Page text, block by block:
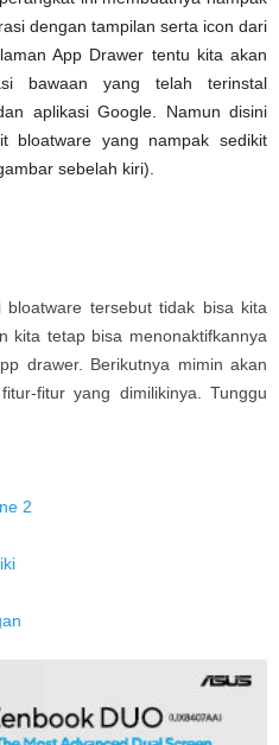
dengan tampilan serta icon dari
App Drawer tentu kita akan
bawaan yang telah terinstal
aplikasi Google. Namun disini
bloatware yang nampak sedikit
sebelah kiri).
tersebut tidak bisa kita
kita tetap bisa menonaktifkannya
drawer. Berikutnya mimin akan
fitur yang dimilikinya. Tunggu
2